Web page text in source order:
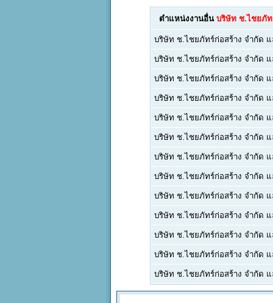
ตำแหน่งงานอื่น บริษัท ช.ไชยภัท
บริษัท ช.ไชยภัทร์ก่อสร้าง จำกัด
บริษัท ช.ไชยภัทร์ก่อสร้าง จำกัด
บริษัท ช.ไชยภัทร์ก่อสร้าง จำกัด
บริษัท ช.ไชยภัทร์ก่อสร้าง จำกัด
บริษัท ช.ไชยภัทร์ก่อสร้าง จำกัด
บริษัท ช.ไชยภัทร์ก่อสร้าง จำกัด
บริษัท ช.ไชยภัทร์ก่อสร้าง จำกัด
บริษัท ช.ไชยภัทร์ก่อสร้าง จำกัด
บริษัท ช.ไชยภัทร์ก่อสร้าง จำกัด
บริษัท ช.ไชยภัทร์ก่อสร้าง จำกัด
บริษัท ช.ไชยภัทร์ก่อสร้าง จำกัด
บริษัท ช.ไชยภัทร์ก่อสร้าง จำกัด
บริษัท ช.ไชยภัทร์ก่อสร้าง จำกัด